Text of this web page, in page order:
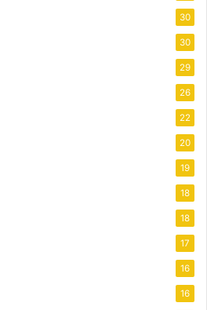
30
30
29
26
22
20
19
18
18
17
16
16